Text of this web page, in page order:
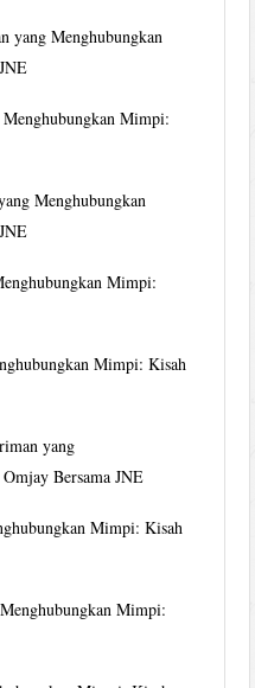
yang Menghubungkan
Mimpi:
Menghubungkan
Mimpi:
Mimpi: Kisah
yang
Bersama JNE
Mimpi: Kisah
Mimpi: